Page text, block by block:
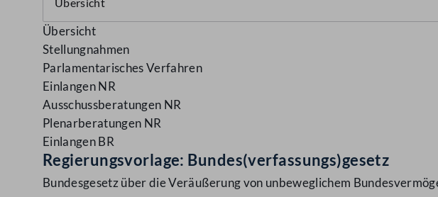
Übersicht
Stellungnahmen
Parlamentarisches Verfahren
Einlangen NR
Ausschussberatungen NR
Plenarberatungen NR
Einlangen BR
Regierungsvorlage: Bundes(verfassungs)gesetz
Bundesgesetz über die Veräußerung von unbeweglichem